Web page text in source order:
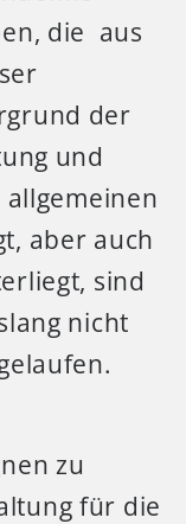
die aus
der
und
aber auch
sind
nicht
zu
für die